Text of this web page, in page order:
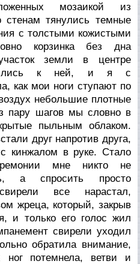
мозаикой из
стенам тянулись темные
с толстыми кожистыми
корзинка без дна
земли в центре
к ней, и я с
как мои ноги ступают по
небольшие плотные
пару шагов мы словно в
пыльным облаком.
друг напротив друга,
кинжалом в руке. Стало
мне никто не
а спросить просто
все нарастал,
жреца, который, закрыв
и только его голос жил
свирели уходил
обратила внимание,
потемнела, ветви и